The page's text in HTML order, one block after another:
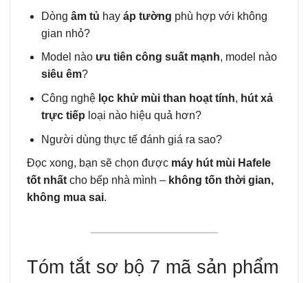
Dòng âm tủ hay áp tường phù hợp với không
gian nhỏ?
Model nào ưu tiên công suất mạnh, model nào
siêu êm?
Công nghệ lọc khử mùi than hoạt tính, hút xả
trực tiếp loại nào hiệu quả hơn?
Người dùng thực tế đánh giá ra sao?
Đọc xong, bạn sẽ chọn được máy hút mùi Hafele
tốt nhất cho bếp nhà mình – không tốn thời gian,
không mua sai.
Tóm tắt sơ bộ 7 mã sản phẩm